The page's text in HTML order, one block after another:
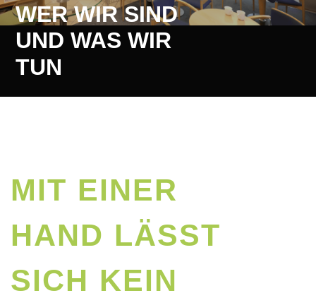
WER WIR SIND
UND WAS WIR
TUN
MIT EINER
HAND LÄSST
SICH KEIN